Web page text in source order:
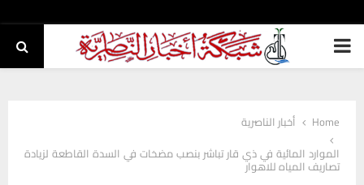
PRIMARY
Home
أخبار الناصرية
الموارد المائية في ذي قار تباشر بنصب مضخات في السدة القاطعة لزيادة
تصاريف المياه للاهوار